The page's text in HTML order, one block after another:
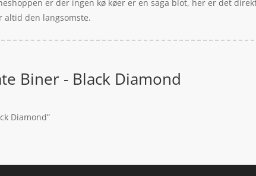
er der ingen kø køer er en saga blot, her er det
altid den langsomste.
Biner - Black Diamond
Diamond”